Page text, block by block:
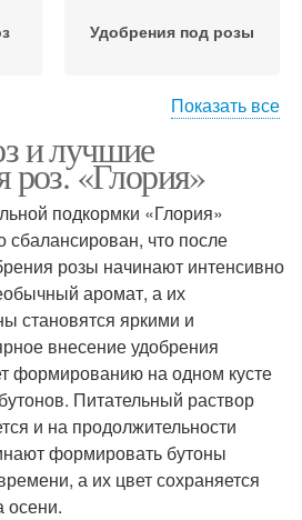
Удобрения под розы
удобрения
Минеральные
удобрения
Показать все
и лучшие
роз. «Глория»
подкормки «Глория»
сбалансирован, что после
розы начинают интенсивно
аромат, а их
становятся яркими и
внесение удобрения
формированию на одном кусте
Питательный раствор
и на продолжительности
формировать бутоны
а их цвет сохраняется
осени.